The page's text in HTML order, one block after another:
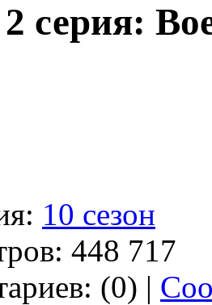
2 серия:
10 сезон
448 717
(0) |